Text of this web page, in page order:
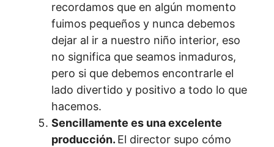
recordamos que en algún momento
fuimos pequeños y nunca debemos
dejar al ir a nuestro niño interior, eso
no significa que seamos inmaduros,
pero si que debemos encontrarle el
lado divertido y positivo a todo lo que
hacemos.
Sencillamente es una excelente
producción. El director supo cómo